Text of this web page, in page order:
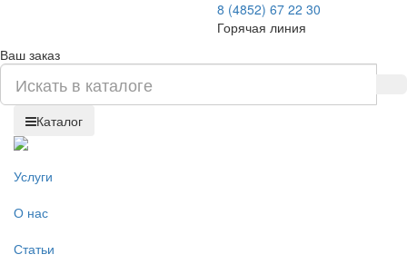
8 (4852) 67 22 30
Горячая линия
Ваш заказ
Каталог
Услуги
О нас
Статьи